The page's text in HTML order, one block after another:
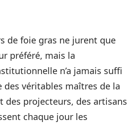
de foie gras ne jurent que
préféré, mais la
n’a jamais suffi
des véritables maîtres de la
des projecteurs, des artisans
chaque jour les